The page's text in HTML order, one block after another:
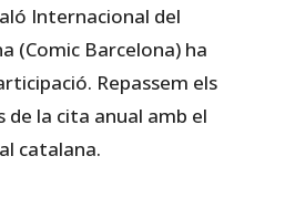
Internacional del
(Comic Barcelona) ha
Repassem els
de la cita anual amb el
catalana.